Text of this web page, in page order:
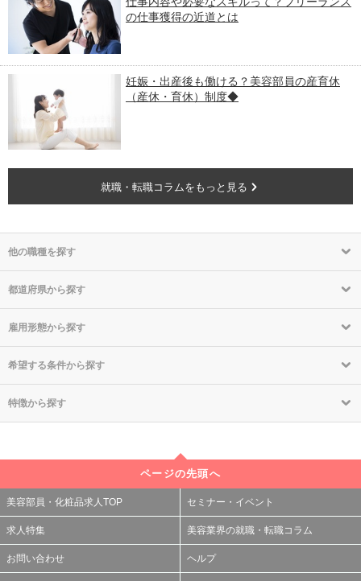
の仕事獲得の近道とは
妊娠・出産後も働ける？美容部員の産育休
（産休・育休）制度◆
就職・転職コラムをもっと見る
他の職種を探す
都道府県から探す
雇用形態から探す
希望する条件から探す
特徴から探す
ページの先頭へ
美容部員・化粧品求人TOP セミナー・イベント
求人特集 美容業界の就職・転職コラム
お問い合わせ ヘルプ